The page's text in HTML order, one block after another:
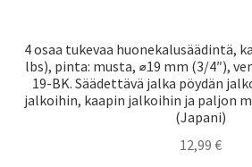
4 osaa tukevaa huonekalusäädintä,
lbs), pinta: musta, ⌀19 mm (3/4″),
19-BK. Säädettävä jalka pöydän
jalkoihin, kaapin jalkoihin ja paljon
(Japani)
12,99 €